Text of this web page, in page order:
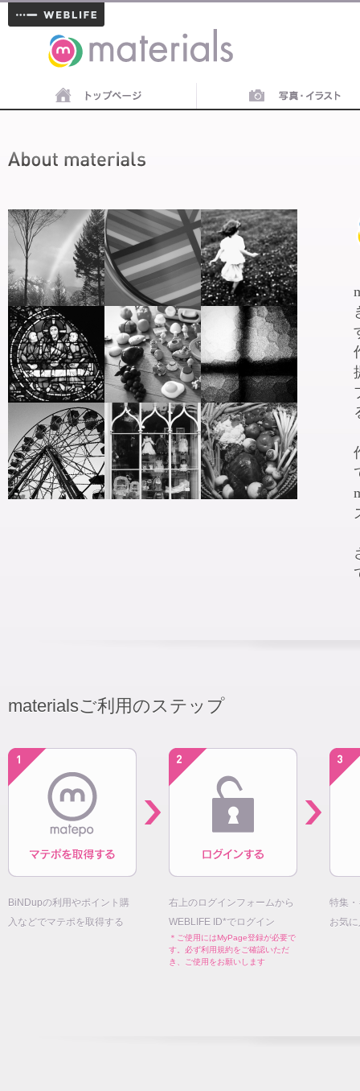
materials
materialsご利用のステップ
BiNDupの利用やポイント購
入などでマテポを取得する
右上のログインフォームから
WEBLIFE ID*でログイン
＊ご使用にはMyPage登録が必要で
す。必ず利用規約をご確認いただ
き、ご使用をお願いします
特集
お気